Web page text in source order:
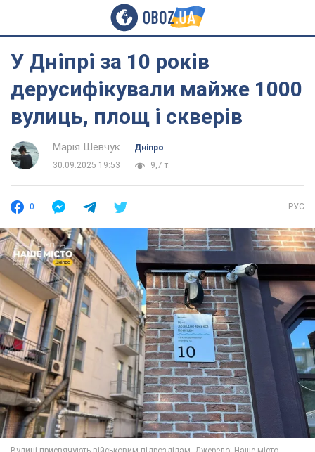
У Дніпрі за 10 років
дерусифікували майже 1000
вулиць, площ і скверів
Марія Шевчук
Дніпро
30.09.2025 19:53
9,7 т.
0 РУС